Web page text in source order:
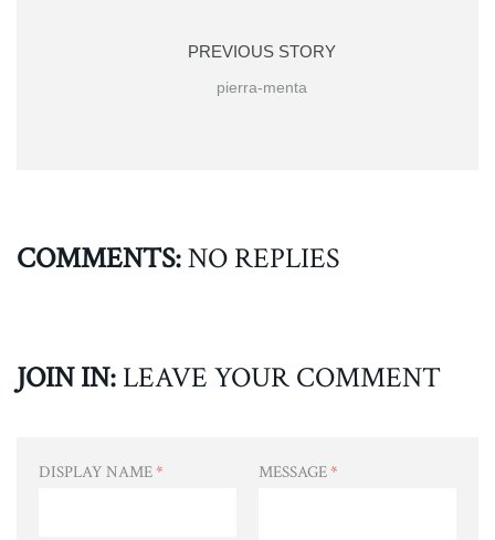
PREVIOUS STORY
pierra-menta
COMMENTS:NO REPLIES
JOIN IN: LEAVE YOUR COMMENT
DISPLAY NAME* MESSAGE*